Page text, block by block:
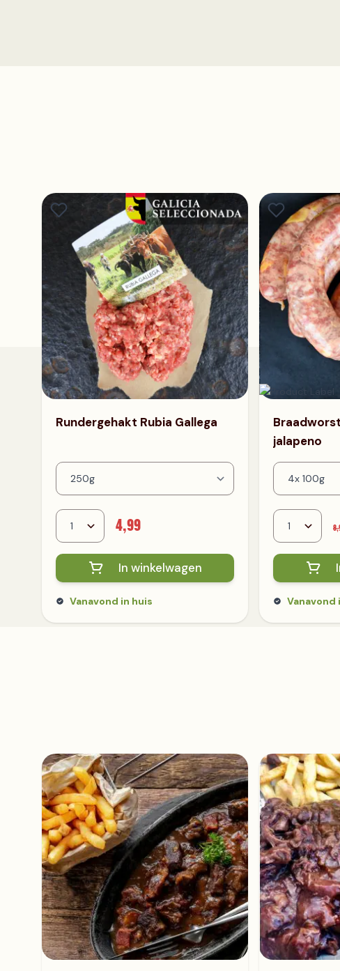
Rundergehakt Rubia Gallega
4,99
In winkelwagen
Vanavond in huis
jalapeno
Vanavond